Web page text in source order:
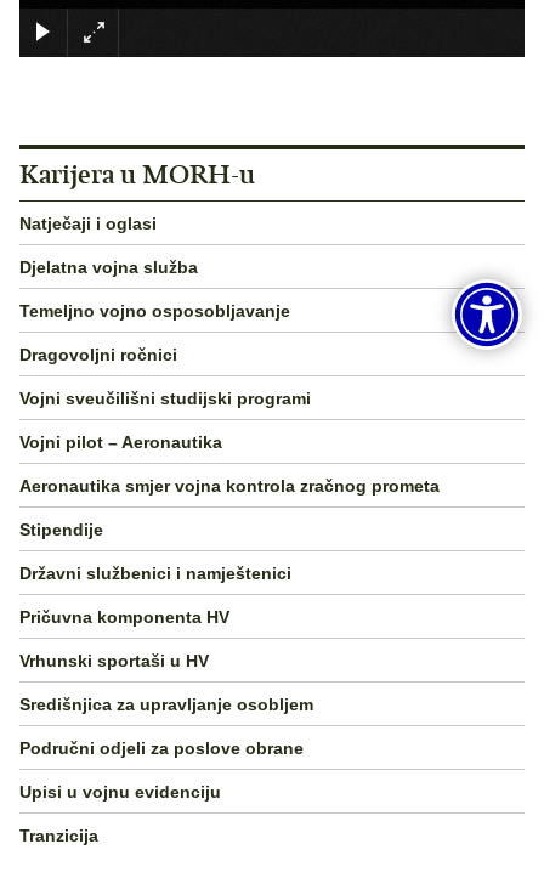
Karijera u MORH-u
Natječaji i oglasi
Djelatna vojna služba
Temeljno vojno osposobljavanje
Dragovoljni ročnici
Vojni sveučilišni studijski programi
Vojni pilot – Aeronautika
Aeronautika smjer vojna kontrola zračnog prometa
Stipendije
Državni službenici i namještenici
Pričuvna komponenta HV
Vrhunski sportaši u HV
Središnjica za upravljanje osobljem
Područni odjeli za poslove obrane
Upisi u vojnu evidenciju
Tranzicija